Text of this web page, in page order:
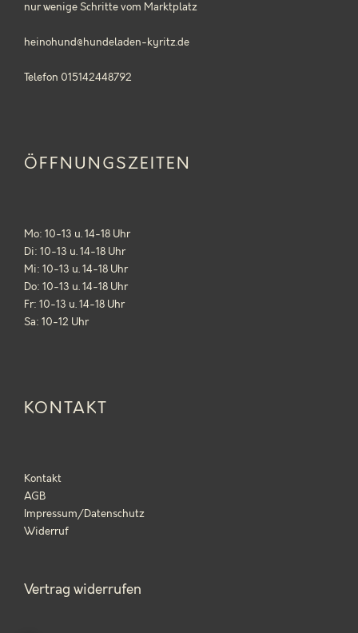
nur wenige Schritte vom Marktplatz
heinohund@hundeladen-kyritz.de
Telefon 015142448792
ÖFFNUNGSZEITEN
Mo: 10-13 u. 14-18 Uhr
Di: 10-13 u. 14-18 Uhr
Mi: 10-13 u. 14-18 Uhr
Do: 10-13 u. 14-18 Uhr
Fr: 10-13 u. 14-18 Uhr
Sa: 10-12 Uhr
KONTAKT
Kontakt
AGB
Impressum/Datenschutz
Widerruf
Vertrag widerrufen